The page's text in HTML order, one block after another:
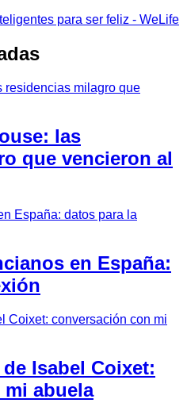
para ser feliz - WeLife
las
que vencieron al
en España:
Isabel Coixet:
abuela